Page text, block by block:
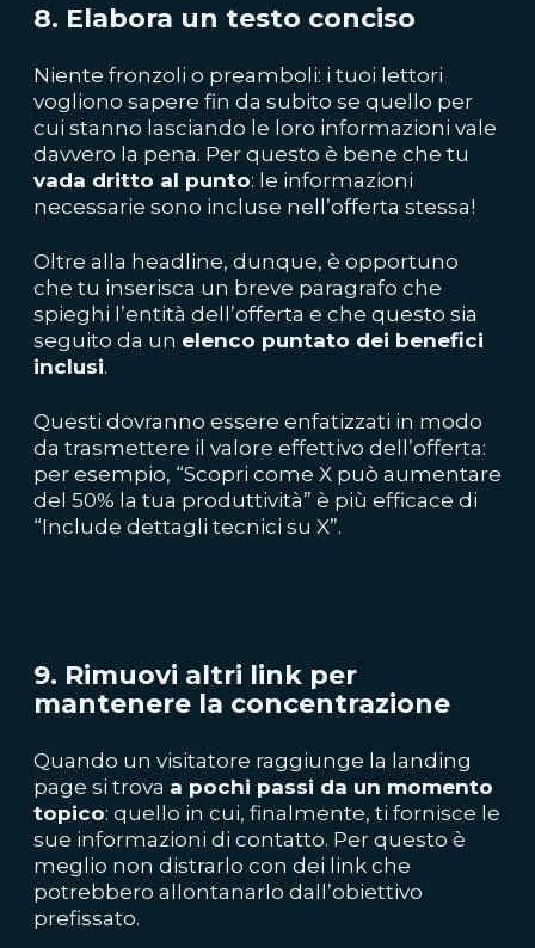
8. Elabora un testo conciso
Niente fronzoli o preamboli: i tuoi lettori
vogliono sapere fin da subito se quello per
cui stanno lasciando le loro informazioni vale
davvero la pena. Per questo è bene che tu
vada dritto al punto: le informazioni
necessarie sono incluse nell’offerta stessa!
Oltre alla headline, dunque, è opportuno
che tu inserisca un breve paragrafo che
spieghi l’entità dell’offerta e che questo sia
seguito da un elenco puntato dei benefici
inclusi.
Questi dovranno essere enfatizzati in modo
da trasmettere il valore effettivo dell’offerta:
per esempio, “Scopri come X può aumentare
del 50% la tua produttività” è più efficace di
“Include dettagli tecnici su X”.
9. Rimuovi altri link per
mantenere la concentrazione
Quando un visitatore raggiunge la landing
page si trova a pochi passi da un momento
topico: quello in cui, finalmente, ti fornisce le
sue informazioni di contatto. Per questo è
meglio non distrarlo con dei link che
potrebbero allontanarlo dall’obiettivo
prefissato.